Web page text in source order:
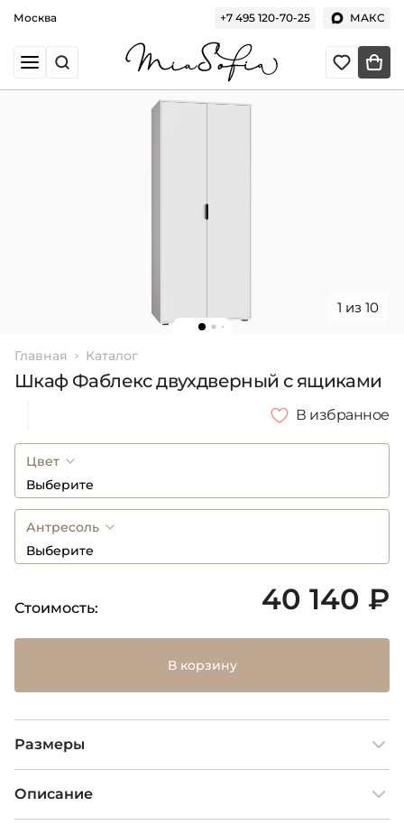
Москва +7 495 120-70-25 МАКС
1 из 10
Главная Каталог
Шкаф Фаблекс двухдверный с ящиками
В избранное
Цвет
Выберите
Антресоль
Выберите
Стоимость: 40 140 ₽
В корзину
Размеры
Описание